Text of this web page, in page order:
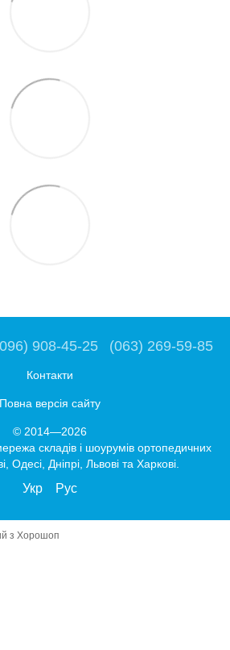
908-45-25 (063) 269-59-85
Контакти
Повна версія сайту
© 2014—2026
складів і шоурумів ортопедичних
Одесі, Дніпрі, Львові та Харкові.
Укр Рус
з Хорошоп